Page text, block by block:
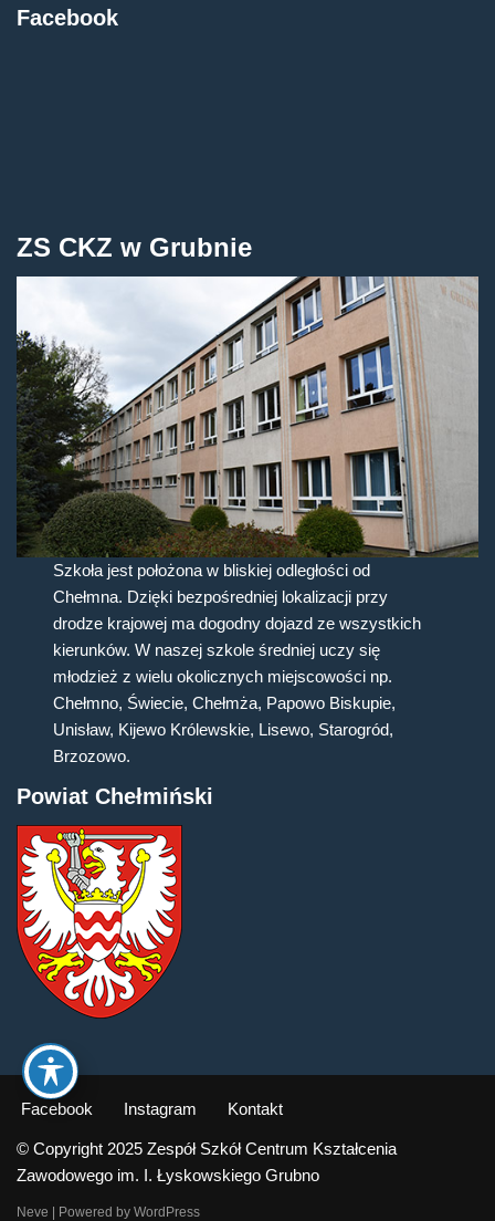
Facebook
ZS CKZ w Grubnie
Szkoła jest położona w bliskiej odległości od
Chełmna. Dzięki bezpośredniej lokalizacji przy
drodze krajowej ma dogodny dojazd ze wszystkich
kierunków. W naszej szkole średniej uczy się
młodzież z wielu okolicznych miejscowości np.
Chełmno, Świecie, Chełmża, Papowo Biskupie,
Unisław, Kijewo Królewskie, Lisewo, Starogród,
Brzozowo.
Powiat Chełmiński
Facebook Instagram Kontakt
© Copyright 2025 Zespół Szkół Centrum Kształcenia
Zawodowego im. I. Łyskowskiego Grubno
Neve | Powered by WordPress